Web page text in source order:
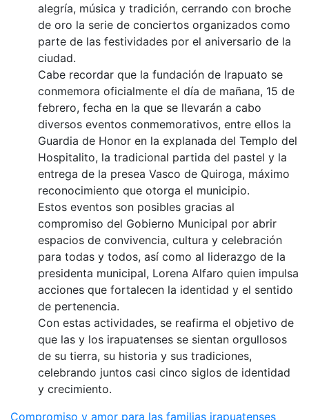
alegría, música y tradición, cerrando con broche
de oro la serie de conciertos organizados como
parte de las festividades por el aniversario de la
ciudad.
Cabe recordar que la fundación de Irapuato se
conmemora oficialmente el día de mañana, 15 de
febrero, fecha en la que se llevarán a cabo
diversos eventos conmemorativos, entre ellos la
Guardia de Honor en la explanada del Templo del
Hospitalito, la tradicional partida del pastel y la
entrega de la presea Vasco de Quiroga, máximo
reconocimiento que otorga el municipio.
Estos eventos son posibles gracias al
compromiso del Gobierno Municipal por abrir
espacios de convivencia, cultura y celebración
para todas y todos, así como al liderazgo de la
presidenta municipal, Lorena Alfaro quien impulsa
acciones que fortalecen la identidad y el sentido
de pertenencia.
Con estas actividades, se reafirma el objetivo de
que las y los irapuatenses se sientan orgullosos
de su tierra, su historia y sus tradiciones,
celebrando juntos casi cinco siglos de identidad
y crecimiento.
Compromiso y amor para las familias irapuatenses